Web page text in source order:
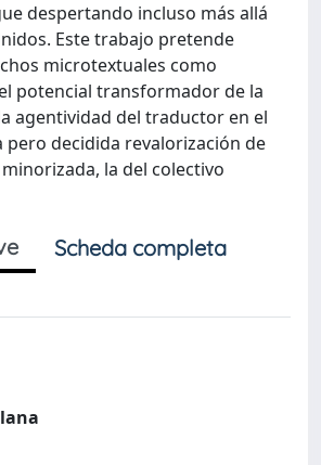
despertando incluso más allá
Este trabajo pretende
microtextuales como
potencial transformador de la
agentividad del traductor en el
pero decidida revalorización de
la del colectivo
Scheda completa